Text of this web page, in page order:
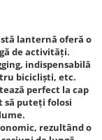
lanternă oferă o
de activități.
indispensabilă
bicicliști, etc.
perfect la cap
să puteți folosi
rezultând o